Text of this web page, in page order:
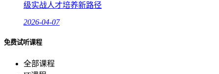
级实战人才培养新路径
2026-04-07
免费试听课程
全部课程